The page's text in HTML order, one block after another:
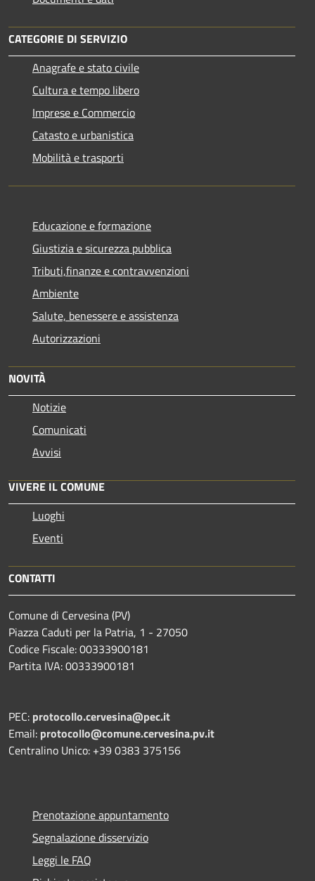
CATEGORIE DI SERVIZIO
Anagrafe e stato civile
Cultura e tempo libero
Imprese e Commercio
Catasto e urbanistica
Mobilità e trasporti
Educazione e formazione
Giustizia e sicurezza pubblica
Tributi,finanze e contravvenzioni
Ambiente
Salute, benessere e assistenza
Autorizzazioni
NOVITÀ
Notizie
Comunicati
Avvisi
VIVERE IL COMUNE
Luoghi
Eventi
CONTATTI
Comune di Cervesina (PV)
Piazza Caduti per la Patria, 1 - 27050
Codice Fiscale: 00333900181
Partita IVA: 00333900181
PEC: protocollo.cervesina@pec.it
Email: protocollo@comune.cervesina.pv.it
Centralino Unico: +39 0383 375156
Prenotazione appuntamento
Segnalazione disservizio
Leggi le FAQ